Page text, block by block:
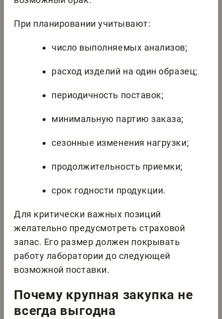
При планировании учитывают:
число выполняемых анализов;
расход изделий на один образец;
периодичность поставок;
минимальную партию заказа;
сезонные изменения нагрузки;
продолжительность приемки;
срок годности продукции.
Для критически важных позиций
желательно предусмотреть страховой
запас. Его размер должен покрывать
работу лаборатории до следующей
возможной поставки.
Почему крупная закупка не
всегда выгодна